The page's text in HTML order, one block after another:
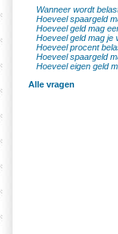
Wanneer wordt
Hoeveel spaargeld
Hoeveel geld mag
Hoeveel geld mag je
Hoeveel procent
Hoeveel spaargeld
Hoeveel eigen geld
Alle vragen